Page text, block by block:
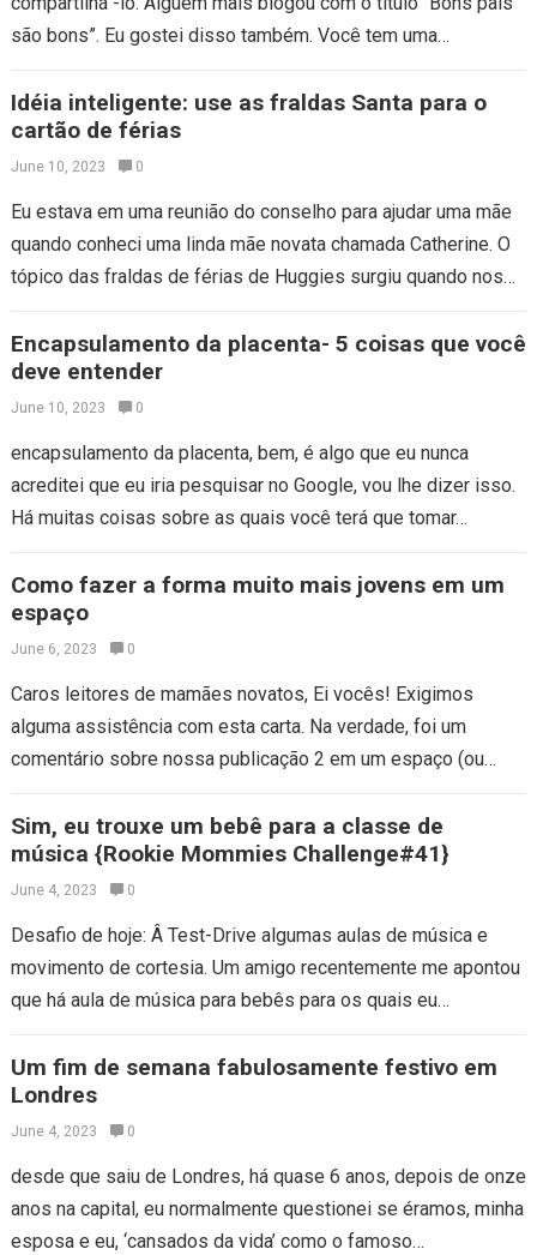
são bons”. Eu gostei disso também. Você tem uma
Idéia inteligente: use as fraldas Santa para o
cartão de férias
June 10, 2023 0
Eu estava em uma reunião do conselho para ajudar uma mãe
quando conheci uma linda mãe novata chamada Catherine. O
tópico das fraldas de férias de Huggies surgiu quando nos…
Encapsulamento da placenta- 5 coisas que você
deve entender
June 10, 2023 0
encapsulamento da placenta, bem, é algo que eu nunca
acreditei que eu iria pesquisar no Google, vou lhe dizer isso.
Há muitas coisas sobre as quais você terá que tomar…
Como fazer a forma muito mais jovens em um
espaço
June 6, 2023 0
Caros leitores de mamães novatos, Ei vocês! Exigimos
alguma assistência com esta carta. Na verdade, foi um
comentário sobre nossa publicação 2 em um espaço (ou
Sim, eu trouxe um bebê para a classe de
música {Rookie Mommies Challenge#41}
June 4, 2023 0
Desafio de hoje: Â Test-Drive algumas aulas de música e
movimento de cortesia. Um amigo recentemente me apontou
que há aula de música para bebês para os quais eu
Um fim de semana fabulosamente festivo em
Londres
June 4, 2023 0
desde que saiu de Londres, há quase 6 anos, depois de onze
anos na capital, eu normalmente questionei se éramos, minha
esposa e eu, ‘cansados da vida’ como o famoso…